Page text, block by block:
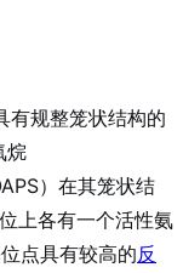
有规整笼状结构的
烷
）在其笼状结
上各有一个活性氨
点具有较高的反